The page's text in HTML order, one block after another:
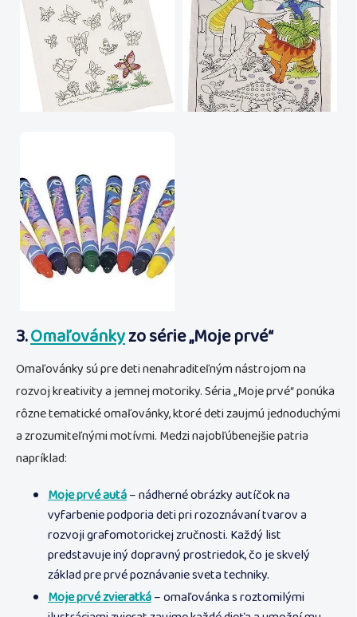
3.Omaľovánkyzo série „Moje prvé“
Omaľovánky sú pre deti nenahraditeľným nástrojom na
rozvoj kreativity a jemnej motoriky. Séria „Moje prvé“ ponúka
rôzne tematické omaľovánky, ktoré deti zaujmú jednoduchými
a zrozumiteľnými motívmi. Medzi najobľúbenejšie patria
napríklad:
Moje prvé autá– nádherné obrázky autíčok na
vyfarbenie podporia deti pri rozoznávaní tvarov a
rozvoji grafomotorickej zručnosti. Každý list
predstavuje iný dopravný prostriedok, čo je skvelý
základ pre prvé poznávanie sveta techniky.
Moje prvé zvieratká– omaľovánka s roztomilými